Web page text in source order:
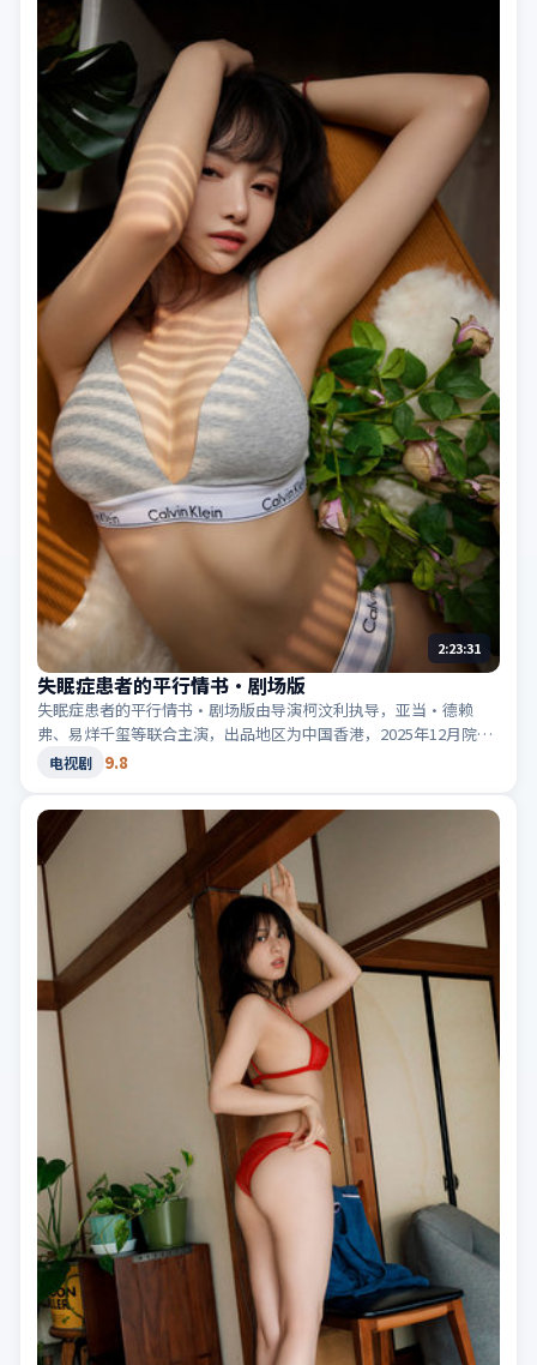
2:23:31
失眠症患者的平行情书·剧场版
失眠症患者的平行情书·剧场版由导演柯汶利执导，亚当·德赖
弗、易烊千玺等联合主演，出品地区为中国香港，2025年12月院线
上映；类型定位为电视剧·战争，群像刻画动人。适合检索「中国
电视剧 9.8